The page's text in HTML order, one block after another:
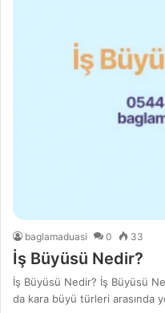
baglamaduasi 0 33
İş Büyüsü Nedir?
İş Büyüsü Nedir? İş Büyüsü
da kara büyü türleri arasında